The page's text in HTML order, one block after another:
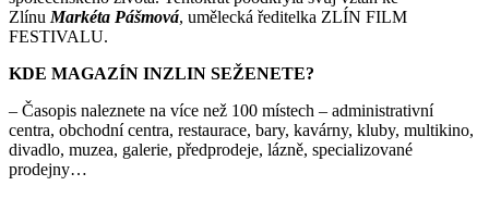
Zlínu Markéta Pášmová, umělecká ředitelka ZLÍN FILM
FESTIVALU.
KDE MAGAZÍN INZLIN SEŽENETE?
– Časopis naleznete na více než 100 místech – administrativní
centra, obchodní centra, restaurace, bary, kavárny, kluby, multikino,
divadlo, muzea, galerie, předprodeje, lázně, specializované
prodejny…